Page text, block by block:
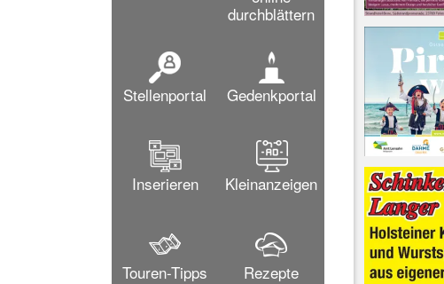
durchblättern
Stellenportal Gedenkportal
Inserieren Kleinanzeigen
Touren-Tipps Rezepte